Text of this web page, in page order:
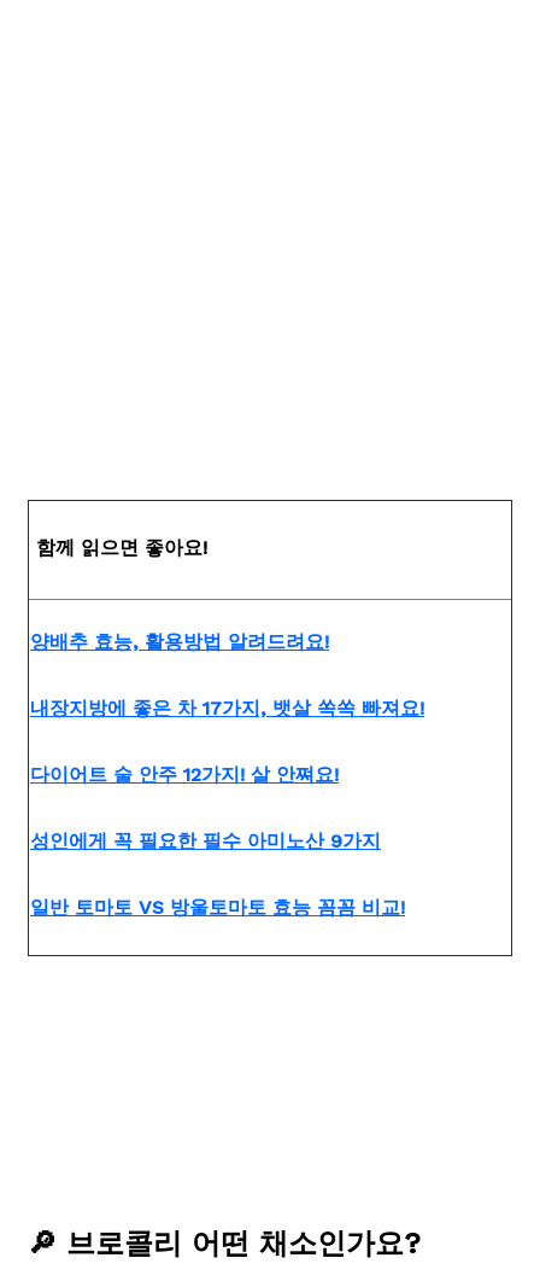
함께 읽으면 좋아요!
양배추 효능, 활용방법 알려드려요!
내장지방에 좋은 차 17가지, 뱃살 쏙쏙 빠져요!
다이어트 술 안주 12가지! 살 안쪄요!
성인에게 꼭 필요한 필수 아미노산 9가지
일반 토마토 VS 방울토마토 효능 꼼꼼 비교!
🔎 브로콜리 어떤 채소인가요?